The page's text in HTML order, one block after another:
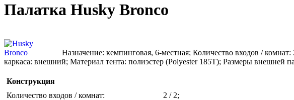
Палатка Husky Bronco
Назначение: кемпинговая, 6-местная; Количество входов /
каркаса: внешний; Материал тента: полиэстер (Polyester 185Т); Размеры внешней
Конструкция
Количество входов / комнат: 2 / 2;